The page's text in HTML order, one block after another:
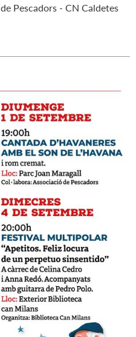
de Pescadors - CN Caldetes